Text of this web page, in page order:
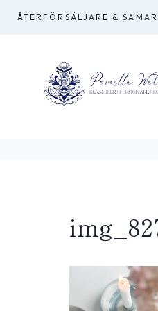
Skip
ÅTERFÖRSÄLJARE &